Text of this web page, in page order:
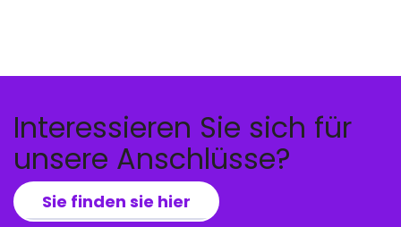
Interessieren Sie sich für
unsere Anschlüsse?
Sie finden sie hier